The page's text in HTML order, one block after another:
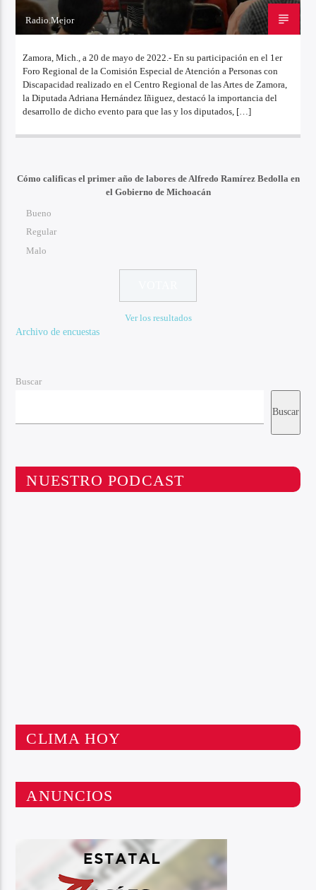
Radio.Mejor
Zamora, Mich., a 20 de mayo de 2022.- En su participación en el 1er
Foro Regional de la Comisión Especial de Atención a Personas con
Discapacidad realizado en el Centro Regional de las Artes de Zamora,
la Diputada Adriana Hernández Iñiguez, destacó la importancia del
desarrollo de dicho evento para que las y los diputados, […]
Cómo calificas el primer año de labores de Alfredo Ramírez Bedolla en
el Gobierno de Michoacán
Bueno
Regular
Malo
Ver los resultados
Archivo de encuestas
Buscar
Buscar
NUESTRO PODCAST
CLIMA HOY
ANUNCIOS